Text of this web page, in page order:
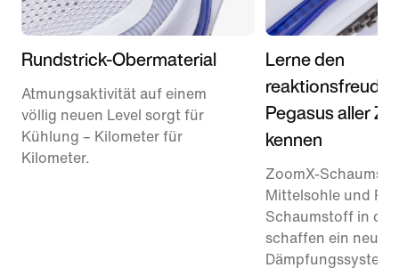
Rundstrick-Obermaterial
Atmungsaktivität auf einem
völlig neuen Level sorgt für
Kühlung – Kilometer für
Kilometer.
Lerne den
Pegasus aller
kennen
ZoomX-
Mittelsohle und
Schaumstoff in der
schaffen ein neues
Dämpfungssystem